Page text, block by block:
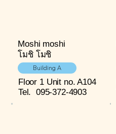
Moshi moshi
โมชิ โมชิ
Building A
Floor 1 Unit no. A104
Tel. 095-372-4903